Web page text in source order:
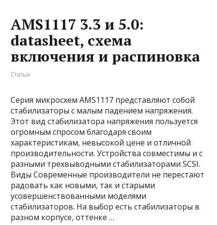
AMS1117 3.3 и 5.0:
datasheet, схема
включения и распиновка
Статьи
Серия микросхем AMS1117 представляют собой
стабилизаторы с малым падением напряжения.
Этот вид стабилизатора напряжения пользуется
огромным спросом благодаря своим
характеристикам, невысокой цене и отличной
производительности. Устройства совместимы и с
разными трехвыводными стабилизаторами SCSI.
Виды Современные производители не перестают
радовать как новыми, так и старыми
усовершенствованными моделями
стабилизаторов. На выбор есть стабилизаторы в
разном корпусе, оттенке …